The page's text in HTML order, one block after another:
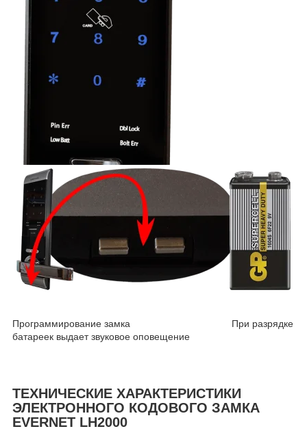
Программирование замка При разрядке
батареек выдает звуковое оповещение
ТЕХНИЧЕСКИЕ ХАРАКТЕРИСТИКИ
ЭЛЕКТРОННОГО КОДОВОГО ЗАМКА
EVERNET LH2000